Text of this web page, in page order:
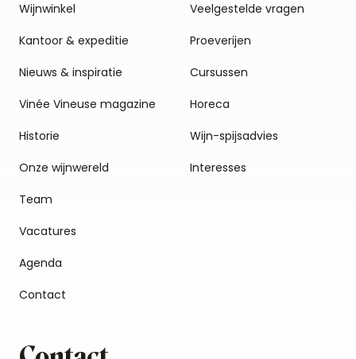
Wijnwinkel
Kantoor & expeditie
Nieuws & inspiratie
Vinée Vineuse magazine
Historie
Onze wijnwereld
Team
Vacatures
Agenda
Contact
Veelgestelde vragen
Proeverijen
Cursussen
Horeca
Wijn-spijsadvies
Interesses